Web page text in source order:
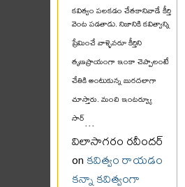
కవిత్వం పలకడం చేతకానివాడే కీర్తి
వెంట పడతాడు. నిజానికి కవిత్వాన్ని
ప్రేమించే వాళ్ళెవరూ కీర్తిని
తృణప్రాయంగా ఇంకా చెప్పాలంటే
చేతికి అంటుకున్న బురదలాగా
చూస్తారు. మంచి ఇంటర్వ్యూ
సార్...
విలాసాగరం రవీందర్
onకవిత్వం రాయడం
కన్నా కవిత్వంగా